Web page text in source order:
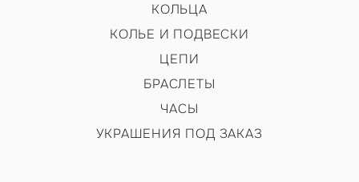
КОЛЬЦА
КОЛЬЕ И ПОДВЕСКИ
ЦЕПИ
БРАСЛЕТЫ
ЧАСЫ
УКРАШЕНИЯ ПОД ЗАКАЗ